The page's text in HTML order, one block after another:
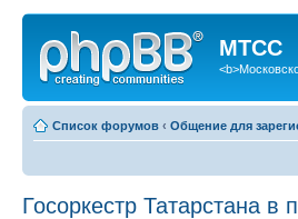
МТСС
Список форумов ‹ Общение для
Госоркестр Татарстана в